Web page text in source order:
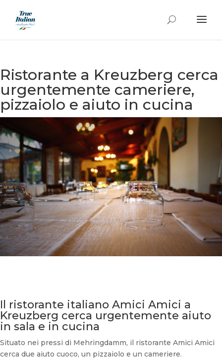
Ristorante a Kreuzberg cerca
urgentemente cameriere,
pizzaiolo e aiuto in cucina
Il ristorante italiano Amici Amici a
Kreuzberg cerca urgentemente aiuto
in sala e in cucina
Situato nei pressi di Mehringdamm, il ristorante Amici Amici
cerca due aiuto cuoco, un pizzaiolo e un cameriere.